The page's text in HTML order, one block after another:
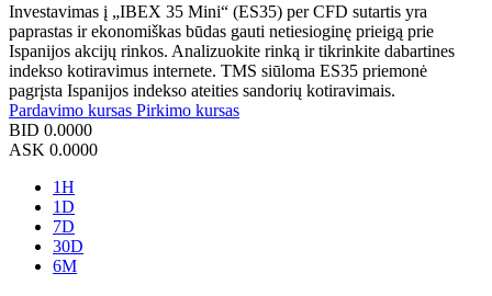
Investavimas į „IBEX 35 Mini“ (ES35) per CFD sutartis yra
paprastas ir ekonomiškas būdas gauti netiesioginę prieigą prie
Ispanijos akcijų rinkos. Analizuokite rinką ir tikrinkite dabartines
indekso kotiravimus internete. TMS siūloma ES35 priemonė
pagrįsta Ispanijos indekso ateities sandorių kotiravimais.
Pardavimo kursas Pirkimo kursas
BID 0.0000
ASK 0.0000
1H
1D
7D
30D
6M